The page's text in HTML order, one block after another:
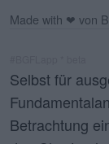
Made with ❤ von
Selbst für
Betrachtung